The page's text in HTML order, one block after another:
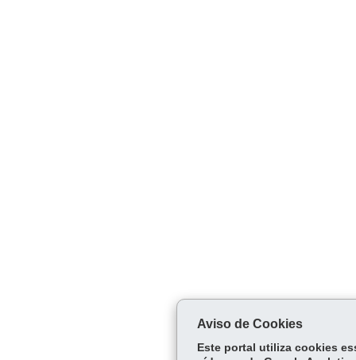
Aviso de Cookies
Este portal utiliza cookies